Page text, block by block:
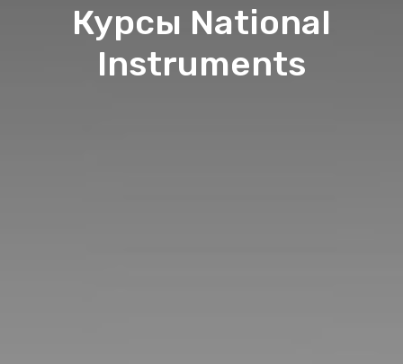
Курсы National
Instruments